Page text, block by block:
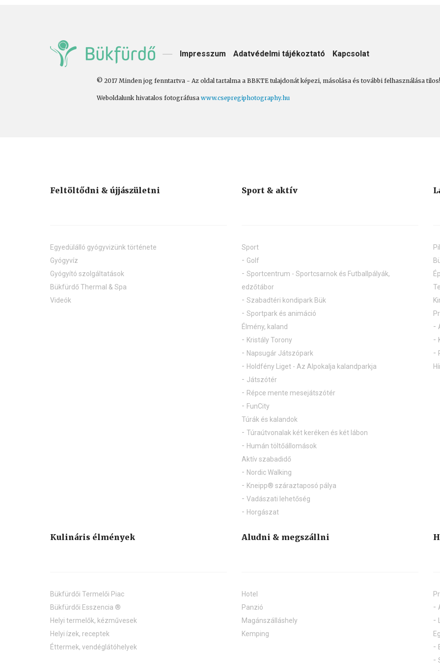
Impresszum Adatvédelmi tájékoztató Kapcsolat
© 2017 Minden jog fenntartva - Az oldal tartalma a BBKTE tulajdonát képezi, másolása és további felhasználása tilos!
Weboldalunk hivatalos fotográfusa www.csepregiphotography.hu
Feltöltődni & újjászületni
Egyedülálló gyógyvizünk története
Gyógyvíz
Gyógyító szolgáltatások
Bükfürdő Thermal & Spa
Videók
Sport & aktív
Sport
Golf
Sportcentrum - Sportcsarnok és Futballpályák,
edzőtábor
Szabadtéri kondipark Bük
Sportpark és animáció
Élmény, kaland
Kristály Torony
Napsugár Játszópark
Holdfény Liget - Az Alpokalja kalandparkja
Játszótér
Répce mente mesejátszótér
FunCity
Túrák és kalandok
Túraútvonalak két keréken és két lábon
Humán töltőállomások
Aktív szabadidő
Nordic Walking
Kneipp® száraztaposó pálya
Vadászati lehetőség
Horgászat
Kulináris élmények
Bükfürdői Termelői Piac
Bükfürdői Esszencia ®
Helyi termelők, kézművesek
Helyi ízek, receptek
Éttermek, vendéglátóhelyek
Aludni & megszállni
Hotel
Panzió
Magánszálláshely
Kemping